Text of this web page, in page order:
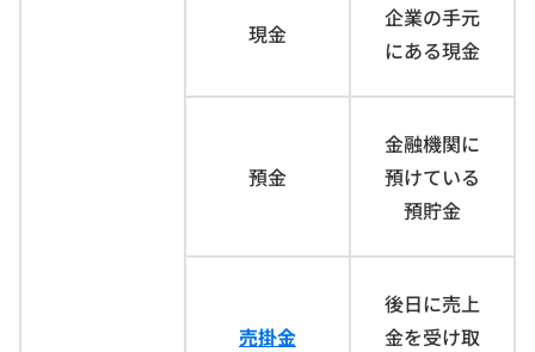
現金
企業の手元
にある現金
預金
金融機関に
預けている
預貯金
売掛金
後日に売上
金を受け取